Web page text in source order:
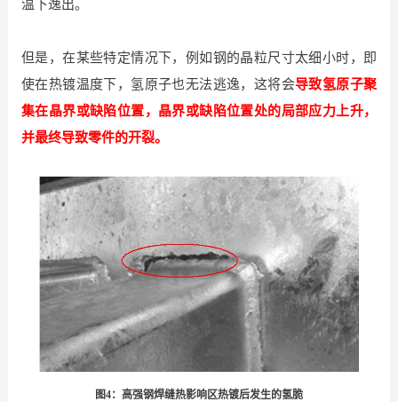
但是，在某些特定情况下，例如钢的晶粒尺寸太细小时，即
使在热镀温度下，氢原子也无法逃逸，这将会导致氢原子聚
集在晶界或缺陷位置，晶界或缺陷位置处的局部应力上升，
并最终导致零件的开裂。
图4：高强钢焊缝热影响区热镀后发生的氢脆